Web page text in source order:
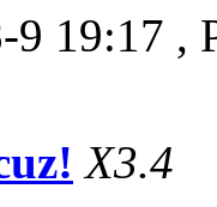
9 19:17 ,
X3.4